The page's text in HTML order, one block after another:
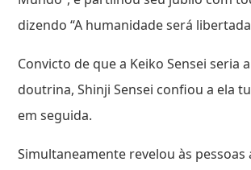
dizendo “A humanidade será
Convicto de que a Keiko Sensei seria
doutrina, Shinji Sensei confiou a ela
em seguida.
Simultaneamente revelou às pessoas